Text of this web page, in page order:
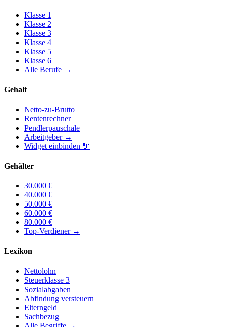
Klasse 1
Klasse 2
Klasse 3
Klasse 4
Klasse 5
Klasse 6
Alle Berufe →
Gehalt
Netto-zu-Brutto
Rentenrechner
Pendlerpauschale
Arbeitgeber→
Widget einbinden 🔌
Gehälter
30.000 €
40.000 €
50.000 €
60.000 €
80.000 €
Top-Verdiener→
Lexikon
Nettolohn
Steuerklasse 3
Sozialabgaben
Abfindung versteuern
Elterngeld
Sachbezug